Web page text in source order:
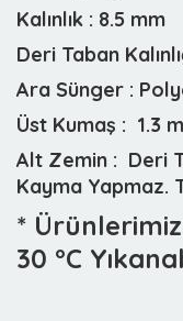
Kalınlık : 8.5 mm
Deri Taban
Ara Sünger :
Üst Kumaş : 1.3
Alt Zemin : Deri
Kayma Yapmaz.
*
30 °C